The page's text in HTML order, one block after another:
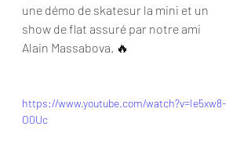
une démo de skatesur la mini et un
show de flat assuré par notre ami
Alain Massabova. 🔥
https://www.youtube.com/watch?v=Ie5xw8-
O0Uc